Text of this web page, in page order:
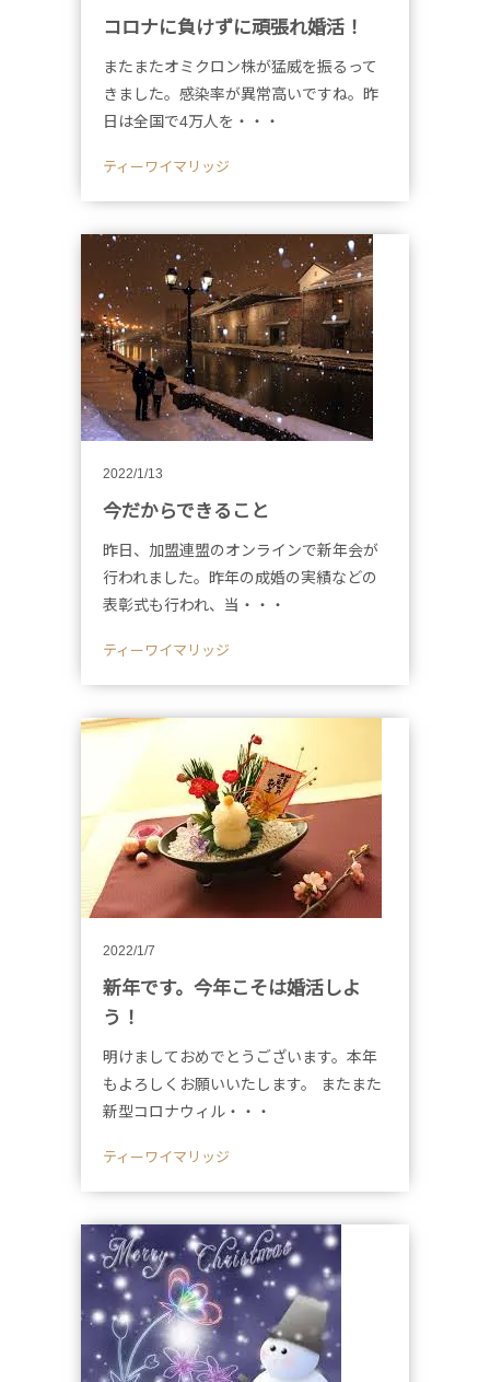
コロナに負けずに頑張れ婚活！
またまたオミクロン株が猛威を振るって
きました。感染率が異常高いですね。昨
日は全国で4万人を・・・
ティーワイマリッジ
2022/1/13
今だからできること
昨日、加盟連盟のオンラインで新年会が
行われました。昨年の成婚の実績などの
表彰式も行われ、当・・・
ティーワイマリッジ
2022/1/7
新年です。今年こそは婚活しよ
う！
明けましておめでとうございます。本年
もよろしくお願いいたします。 またまた
新型コロナウィル・・・
ティーワイマリッジ